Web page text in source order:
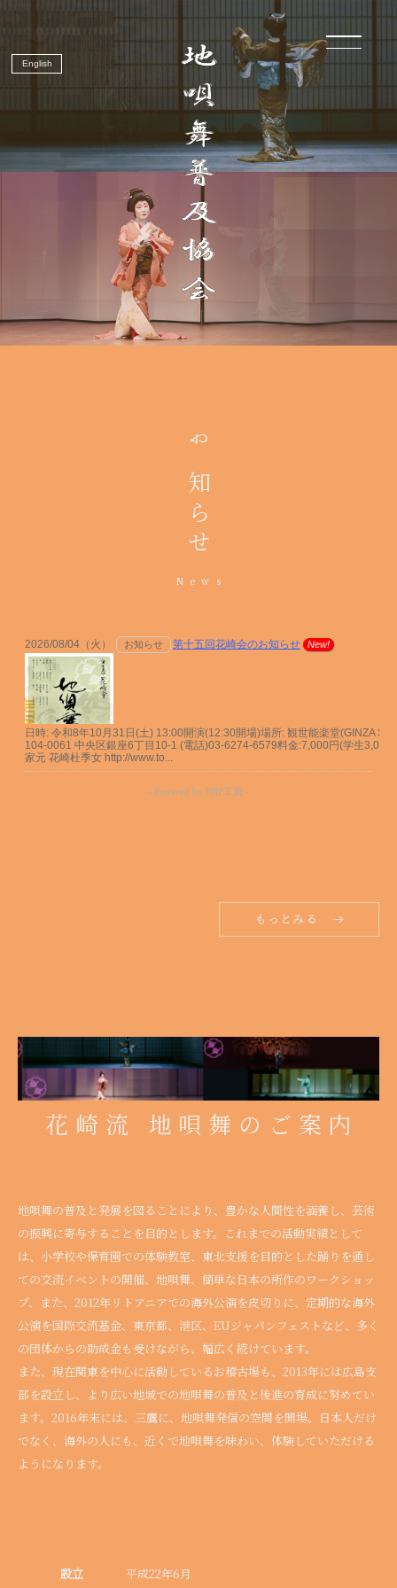
English
お知らせ
News
もっとみる
花崎流 地唄舞のご案内
地唄舞の普及と発展を図ることにより、豊かな人間性を涵養し、芸術
の振興に寄与することを目的とします。これまでの活動実績として
は、小学校や保育園での体験教室、東北支援を目的とした踊りを通し
ての交流イベントの開催、地唄舞、簡単な日本の所作のワークショッ
プ、また、2012年リトアニアでの海外公演を皮切りに、定期的な海外
公演を国際交流基金、東京都、港区、EUジャパンフェストなど、多く
の団体からの助成金も受けながら、幅広く続けています。
また、現在関東を中心に活動しているお稽古場も、2013年には広島支
部を設立し、より広い地域での地唄舞の普及と後進の育成に努めてい
ます。2016年末には、三鷹に、地唄舞発信の空間を開場。日本人だけ
でなく、海外の人にも、近くで地唄舞を味わい、体験していただける
ようになります。
設立 平成22年6月